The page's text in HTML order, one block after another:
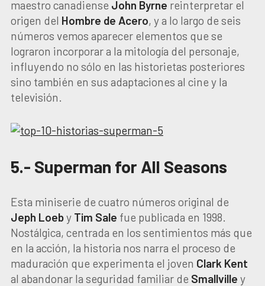
maestro canadiense John Byrne reinterpretar el
origen del Hombre de Acero, y a lo largo de seis
números vemos aparecer elementos que se
lograron incorporar a la mitología del personaje,
influyendo no sólo en las historietas posteriores
sino también en sus adaptaciones al cine y la
televisión.
5.- Superman for All Seasons
Esta miniserie de cuatro números original de
Jeph Loeby Tim Sale fue publicada en 1998.
Nostálgica, centrada en los sentimientos más que
en la acción, la historia nos narra el proceso de
maduración que experimenta el joven Clark Kent
al abandonar la seguridad familiar de Smallville y